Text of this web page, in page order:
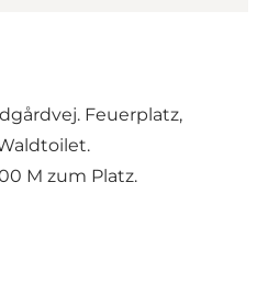
Feuerplatz,
M zum Platz.